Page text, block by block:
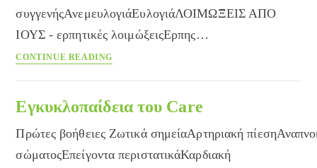
συγγενήςΑνεμευλογιάΕυλογιάΛΟΙΜΩΞΕΙΣ ΑΠΟ
ΙΟΥΣ - ερπητικές λοιμώξειςΕρπης…
CONTINUE READING
Εγκυκλοπαίδεια του Care
Πρώτες βοήθειες Ζωτικά σημείαΑρτηριακή
σώματοςΕπείγοντα περιστατικάΚαρδιακή